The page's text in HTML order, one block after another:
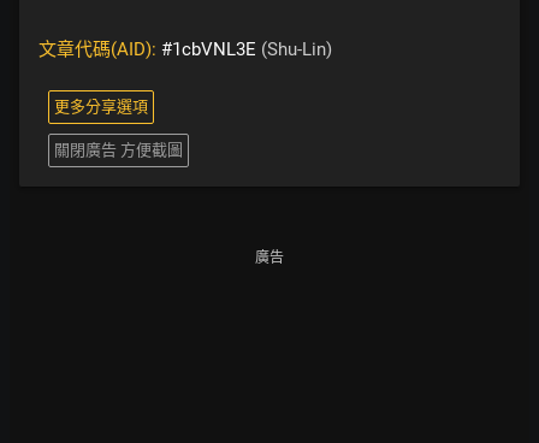
文章代碼(AID): #1cbVNL3E (Shu-Lin)
更多分享選項
關閉廣告 方便截圖
廣告